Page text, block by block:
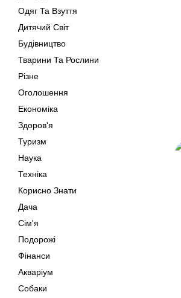
Одяг Та Взуття
Дитячий Світ
Будівництво
Тварини Та Рослини
Різне
Оголошення
Економіка
Здоров'я
Туризм
Наука
Техніка
Корисно Знати
Дача
Сім'я
Подорожі
Фінанси
Акваріум
Собаки